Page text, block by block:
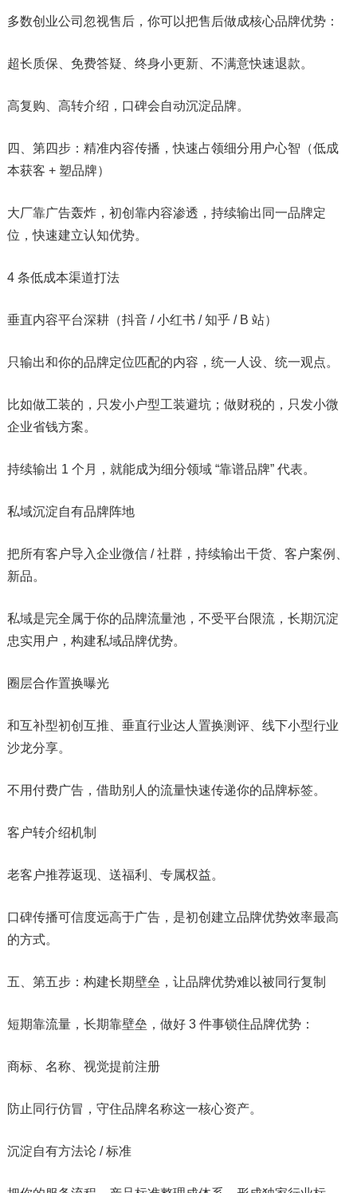
多数创业公司忽视售后，你可以把售后做成核心品牌优势：
超长质保、免费答疑、终身小更新、不满意快速退款。
高复购、高转介绍，口碑会自动沉淀品牌。
四、第四步：精准内容传播，快速占领细分用户心智（低成
本获客 + 塑品牌）
大厂靠广告轰炸，初创靠内容渗透，持续输出同一品牌定
位，快速建立认知优势。
4 条低成本渠道打法
垂直内容平台深耕（抖音 / 小红书 / 知乎 / B 站）
只输出和你的品牌定位匹配的内容，统一人设、统一观点。
比如做工装的，只发小户型工装避坑；做财税的，只发小微
企业省钱方案。
持续输出 1 个月，就能成为细分领域 “靠谱品牌” 代表。
私域沉淀自有品牌阵地
把所有客户导入企业微信 / 社群，持续输出干货、客户案例、
新品。
私域是完全属于你的品牌流量池，不受平台限流，长期沉淀
忠实用户，构建私域品牌优势。
圈层合作置换曝光
和互补型初创互推、垂直行业达人置换测评、线下小型行业
沙龙分享。
不用付费广告，借助别人的流量快速传递你的品牌标签。
客户转介绍机制
老客户推荐返现、送福利、专属权益。
口碑传播可信度远高于广告，是初创建立品牌优势效率最高
的方式。
五、第五步：构建长期壁垒，让品牌优势难以被同行复制
短期靠流量，长期靠壁垒，做好 3 件事锁住品牌优势：
商标、名称、视觉提前注册
防止同行仿冒，守住品牌名称这一核心资产。
沉淀自有方法论 / 标准